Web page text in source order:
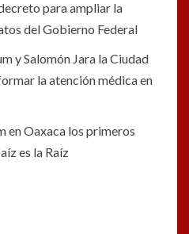
para ampliar la
del Gobierno Federal
y Salomón Jara la Ciudad
la atención médica en
en Oaxaca los primeros
es la Raíz